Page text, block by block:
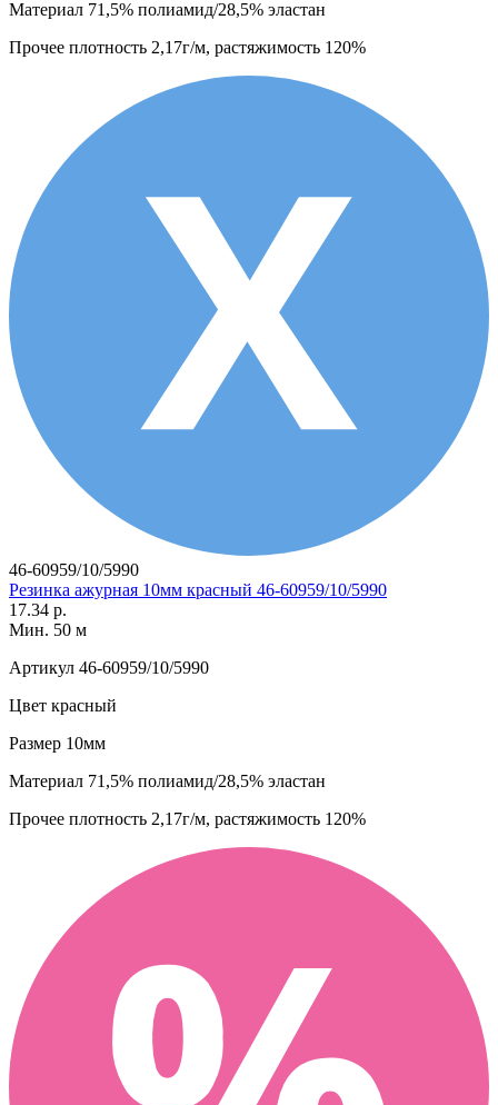
Материал 71,5% полиамид/28,5% эластан
Прочее плотность 2,17г/м, растяжимость 120%
46-60959/10/5990
Резинка ажурная 10мм красный 46-60959/10/5990
17.34 р.
Мин. 50 м
Артикул 46-60959/10/5990
Цвет красный
Размер 10мм
Материал 71,5% полиамид/28,5% эластан
Прочее плотность 2,17г/м, растяжимость 120%